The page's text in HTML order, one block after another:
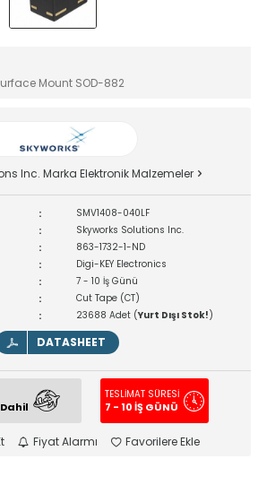
Mount SOD-882
Inc. Marka Elektronik Malzemeler
: SMV1408-040LF
: Skyworks Solutions Inc.
: 863-1732-1-ND
: Digi-KEY Electronics
: 7 - 10 İş Günü
: Cut Tape (CT)
: 23688 Adet (Yurt Dışı Stok!)
DATASHEET
TESLİMAT SÜRESİ
7 - 10 İŞ GÜNÜ
Fiyat Alarmı Favorilere Ekle